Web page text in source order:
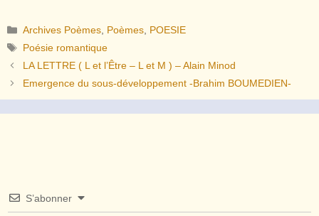
Catégories
Archives Poèmes Poèmes POESIE
Étiquettes
Poésie romantique
LA LETTRE ( L et l’Être – L et M ) – Alain Minod
Emergence du sous-développement -Brahim BOUMEDIEN-
S’abonner